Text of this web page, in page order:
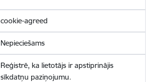
cookie-agreed
Nepieciešams
Reģistrē, ka lietotājs ir apstiprinājis
sīkdatņu paziņojumu.